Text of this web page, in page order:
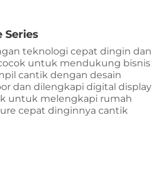
Series
teknologi cepat dingin dan
untuk mendukung bisnis
cantik dengan desain
dan dilengkapi digital display
untuk melengkapi rumah
cepat dinginnya cantik